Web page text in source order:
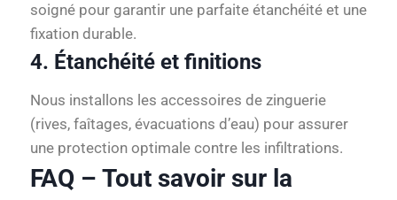
soigné pour garantir une parfaite étanchéité et une
fixation durable.
4. Étanchéité et finitions
Nous installons les accessoires de zinguerie
(rives, faîtages, évacuations d’eau) pour assurer
une protection optimale contre les infiltrations.
FAQ – Tout savoir sur la